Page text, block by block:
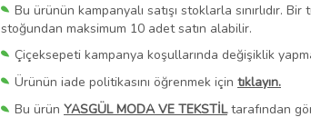
Bu ürünün kampanyalı satışı stoklarla sınırlıdır.
stoğundan maksimum 10 adet satın alabilir.
Çiçeksepeti kampanya koşullarında değişiklik
Ürünün iade politikasını öğrenmek için tıklayın.
Bu ürün YASGÜL MODA VE TEKSTİLtarafından